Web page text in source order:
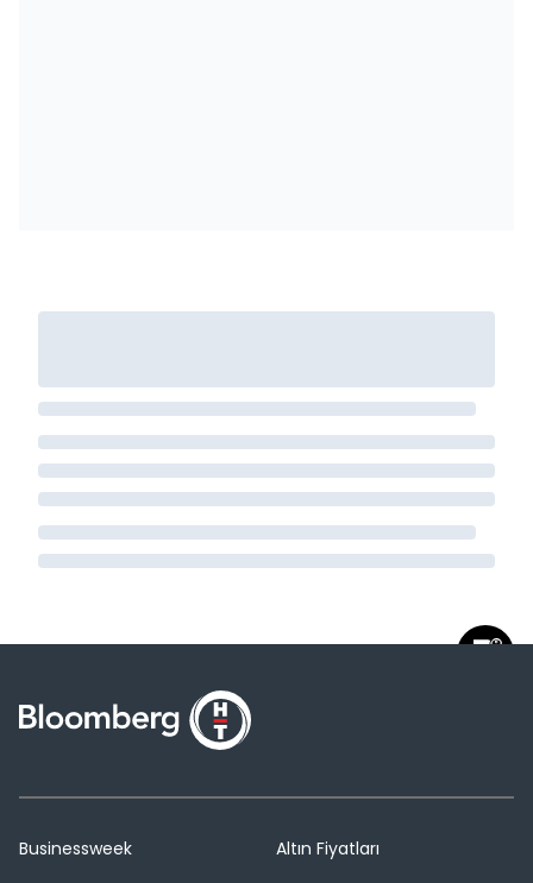
Businessweek
Altın Fiyatları